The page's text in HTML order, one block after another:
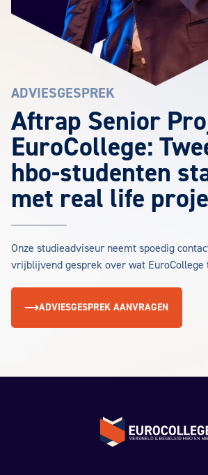
ADVIESGESPREK
Aftrap Senior
EuroCollege:
hbo-studenten
met real life
Onze studieadviseur neemt spoedig
vrijblijvend gesprek over wat EuroCollege
ADVIESGESPREK AANVRAGEN
Terug naar de homepage